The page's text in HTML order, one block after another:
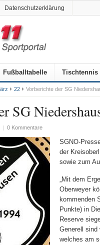
Datenschutzerklärung
Fußballtabelle Tischtennis
22 Vorberichte der SG
SG
| 0 Kommentare
SGNO-
der
sowie zum
„Mit dem
Oberweyer
kommenden
Punkte) in
Reserve
Generell sind
welches am